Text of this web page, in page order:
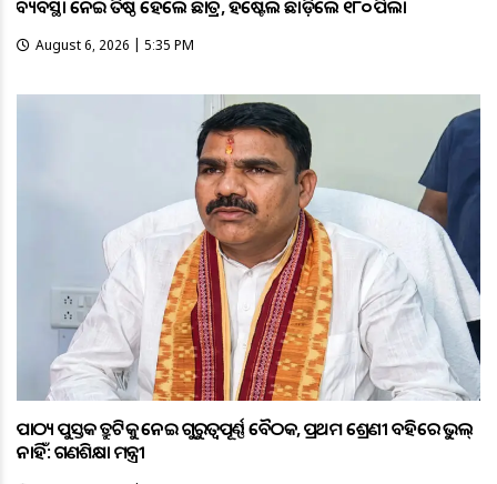
ଅବ୍ୟବସ୍ଥା ନେଇ ଅତିଷ୍ଠ ହେଲେ ଛାତ୍ର, ହଷ୍ଟେଲ ଛାଡ଼ିଲେ ୧୮୦ ପିଲା
August 6, 2026 | 5:35 PM
ପାଠ୍ୟ ପୁସ୍ତକ ତ୍ରୁଟିକୁ ନେଇ ଗୁରୁତ୍ବପୂର୍ଣ୍ଣ ବୈଠକ, ପ୍ରଥମ ଶ୍ରେଣୀ ବହିରେ ଭୁଲ୍
ନାହିଁ: ଗଣଶିକ୍ଷା ମନ୍ତ୍ରୀ